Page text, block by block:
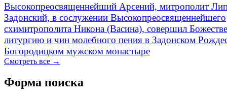
Высокопреосвященнейший Арсений, митрополит
Задонский, в сослужении Высокопреосвященнейшего
схимитрополита Никона (Васина), совершил
литургию и чин молебного пения в Задонском
Богородицком мужском монастыре
Смотреть все →
Форма поиска